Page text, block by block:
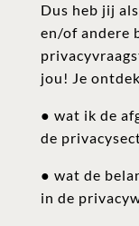
Dus heb jij
en/of andere
jou! Je
● wat ik de
de
● wat de
in de